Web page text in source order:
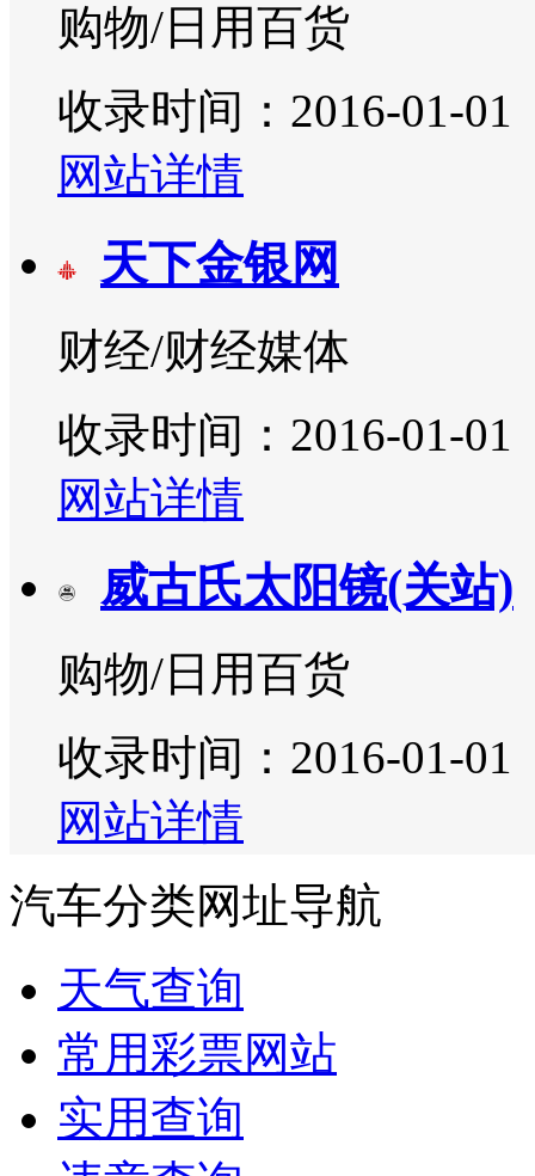
购物/日用百货
收录时间：2016-01-01
网站详情
天下金银网
财经/财经媒体
收录时间：2016-01-01
网站详情
威古氏太阳镜(关站)
购物/日用百货
收录时间：2016-01-01
网站详情
汽车分类网址导航
天气查询
常用彩票网站
实用查询